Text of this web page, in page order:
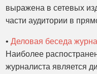
выражена в сетевых
части аудитории в
•Деловая беседа
Наиболее
журналиста является